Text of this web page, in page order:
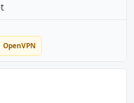
OpenVPN